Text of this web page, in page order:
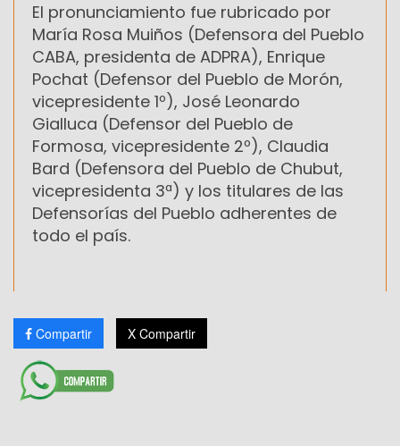
El pronunciamiento fue rubricado por
María Rosa Muiños (Defensora del Pueblo
CABA, presidenta de ADPRA), Enrique
Pochat (Defensor del Pueblo de Morón,
vicepresidente 1º), José Leonardo
Gialluca (Defensor del Pueblo de
Formosa, vicepresidente 2º), Claudia
Bard (Defensora del Pueblo de Chubut,
vicepresidenta 3ª) y los titulares de las
Defensorías del Pueblo adherentes de
todo el país.
Compartir X Compartir